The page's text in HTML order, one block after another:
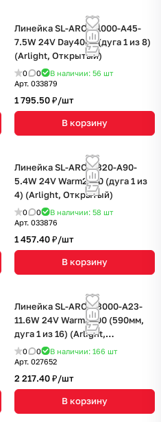
Линейка SL-ARC-D1000-A45-
7.5W 24V Day4000 (дуга 1 из 8)
(Arlight, Открытый)
0 0 В наличии: 56 шт
Арт. 033879
1 795.50 ₽/шт
В корзину
Линейка SL-ARC-D320-A90-
5.4W 24V Warm2700 (дуга 1 из
4) (Arlight, Открытый)
0 0 В наличии: 58 шт
Арт. 033876
1 457.40 ₽/шт
В корзину
Линейка SL-ARC-D3000-A23-
11.6W 24V Warm3000 (590мм,
дуга 1 из 16) (Arlight,
Открытый)
0 0 В наличии: 166 шт
Арт. 027652
2 217.40 ₽/шт
В корзину